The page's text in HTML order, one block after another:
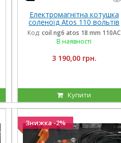
Електромагнітна котушка
соленоїд Atos 110 вольтів
внутрішній діаметр 18 мм
довжина 40 мм
Код: coil ng6 atos 18 mm 110AC
В наявності
3 190,00 грн.
Купити
Знижка -2%